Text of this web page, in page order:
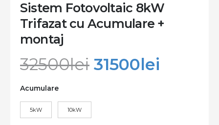
Sistem Fotovoltaic 8kW
Trifazat cu Acumulare +
montaj
32500lei Prețul
31500lei
Acumulare
5kW 10kW